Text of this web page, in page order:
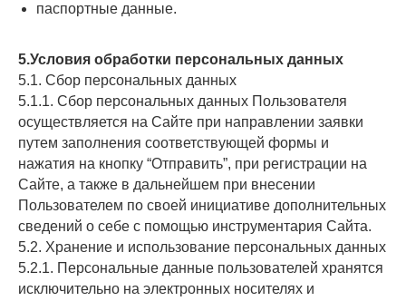
паспортные данные.
5.Условия обработки персональных данных
5.1. Сбор персональных данных
5.1.1. Сбор персональных данных Пользователя
осуществляется на Сайте при направлении заявки
путем заполнения соответствующей формы и
нажатия на кнопку “Отправить”, при регистрации на
Сайте, а также в дальнейшем при внесении
Пользователем по своей инициативе дополнительных
сведений о себе с помощью инструментария Сайта.
5.2. Хранение и использование персональных данных
5.2.1. Персональные данные пользователей хранятся
исключительно на электронных носителях и